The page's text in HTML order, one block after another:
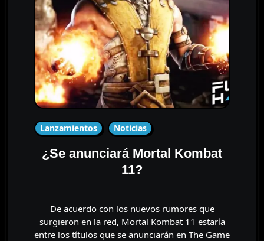
Lanzamientos Noticias
¿Se anunciará Mortal Kombat
11?
De acuerdo con los nuevos rumores que
surgieron en la red, Mortal Kombat 11 estaría
entre los títulos que se anunciarán en The Game